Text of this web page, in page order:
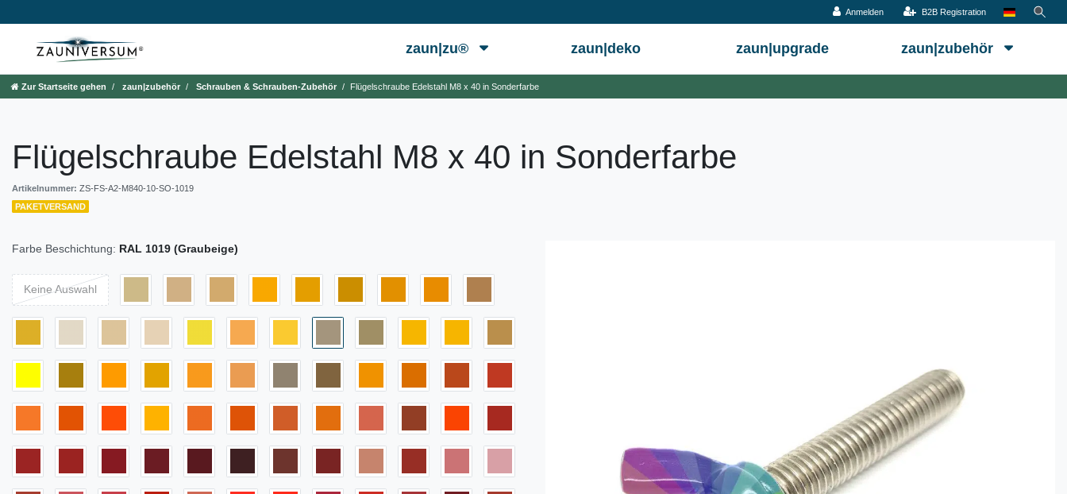
Anmelden B2B Registration
zaun|zu® zaun|deko zaun|upgrade zaun|zubehör
Zur Startseite gehen zaun|zubehör Schrauben & Schrauben-Zubehör Flügelschraube Edelstahl M8 x 40 in Sonderfarbe
Flügelschraube Edelstahl M8 x 40 in Sonderfarbe
Artikelnummer: ZS-FS-A2-M840-10-SO-1019
PAKETVERSAND
Farbe Beschichtung: RAL 1019 (Graubeige)
Keine Auswahl